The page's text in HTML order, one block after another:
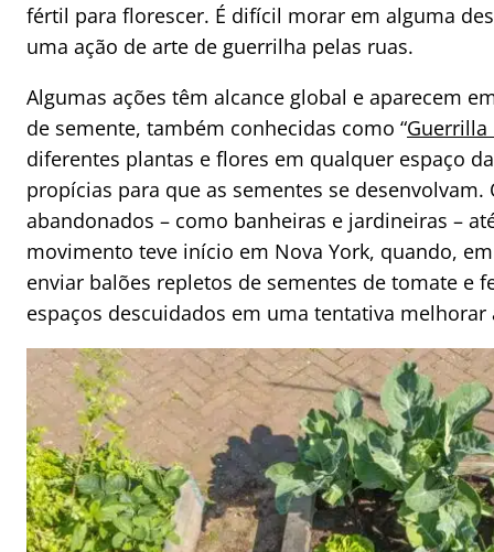
fértil para florescer. É difícil morar em alguma
uma ação de arte de guerrilha pelas ruas.
Algumas ações têm alcance global e aparecem
de semente, também conhecidas como “Guerrilla
diferentes plantas e flores em qualquer espaço
propícias para que as sementes se
abandonados – como banheiras e jardineiras –
movimento teve início em Nova York, quando,
enviar balões repletos de sementes de tomate e
espaços descuidados em uma tentativa